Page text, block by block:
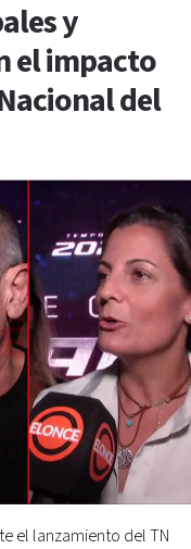
y
el impacto
del
el lanzamiento del TN